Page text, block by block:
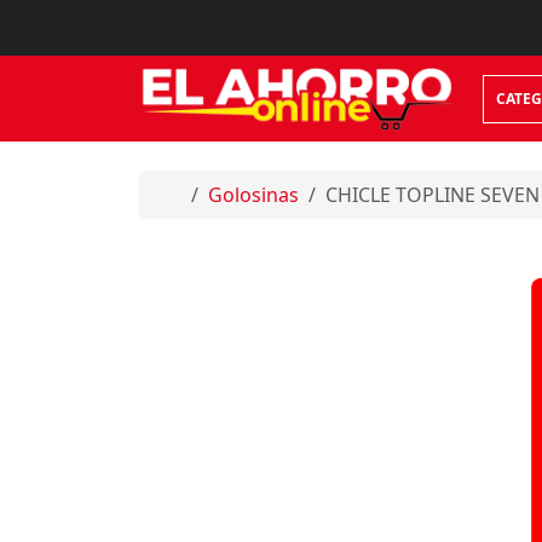
Home
Golosinas CHICLE TOPLINE